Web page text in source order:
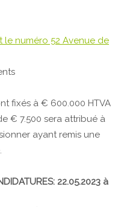
le numéro 52 Avenue de
fixés à € 600.000 HTVA
€ 7.500 sera attribué à
ayant remis une
22.05.2023 à